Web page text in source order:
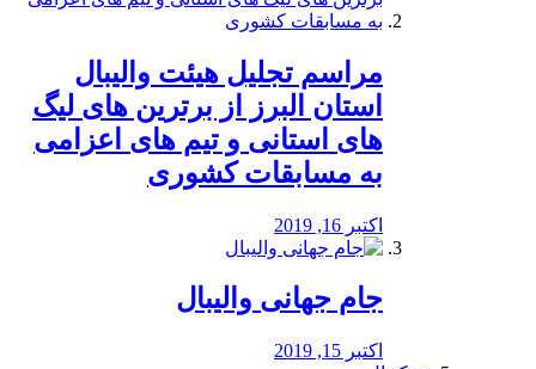
مراسم تجلیل هیئت والیبال
استان البرز از برترین های لیگ
های استانی و تیم های اعزامی
به مسابقات کشوری
اکتبر 16, 2019
جام جهانی والیبال
اکتبر 15, 2019